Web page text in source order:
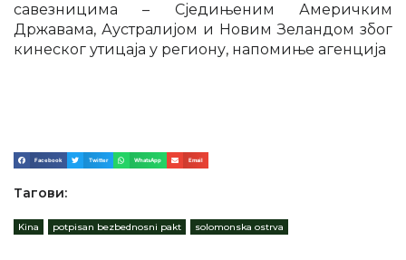
савезницима – Сједињеним Америчким
Државама, Аустралијом и Новим Зеландом због
кинеског утицаја у региону, напомиње агенција
Facebook Twitter WhatsApp Email
Тагови:
Kina potpisan bezbednosni pakt solomonska ostrva